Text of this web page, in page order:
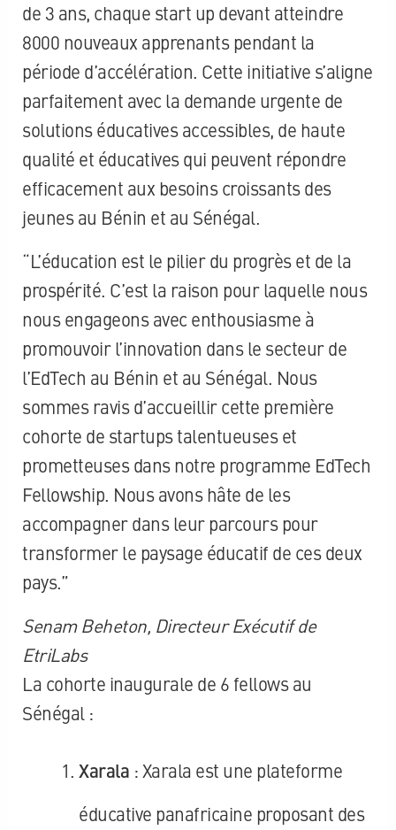
de 3 ans, chaque start up devant atteindre
8000 nouveaux apprenants pendant la
période d’accélération. Cette initiative s’aligne
parfaitement avec la demande urgente de
solutions éducatives accessibles, de haute
qualité et éducatives qui peuvent répondre
efficacement aux besoins croissants des
jeunes au Bénin et au Sénégal.
“L’éducation est le pilier du progrès et de la
prospérité. C’est la raison pour laquelle nous
nous engageons avec enthousiasme à
promouvoir l’innovation dans le secteur de
l’EdTech au Bénin et au Sénégal. Nous
sommes ravis d’accueillir cette première
cohorte de startups talentueuses et
prometteuses dans notre programme EdTech
Fellowship. Nous avons hâte de les
accompagner dans leur parcours pour
transformer le paysage éducatif de ces deux
pays.”
Senam Beheton, Directeur Exécutif de
EtriLabs
La cohorte inaugurale de 6 fellows au
Sénégal :
Xarala : Xarala est une plateforme
éducative panafricaine proposant des